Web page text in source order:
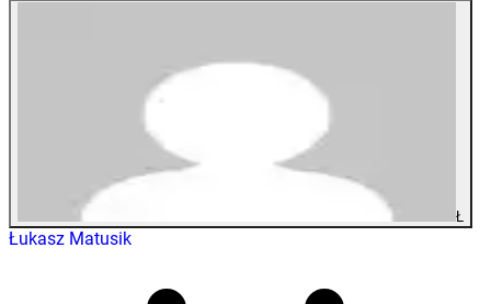
Ł
Łukasz Matusik